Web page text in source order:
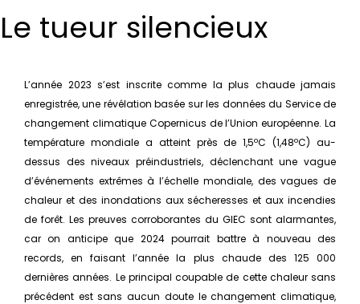
Le tueur silencieux
L’année 2023 s’est inscrite comme la plus chaude jamais
enregistrée, une révélation basée sur les données du Service de
changement climatique Copernicus de l’Union européenne. La
température mondiale a atteint près de 1,5ºC (1,48ºC) au-
dessus des niveaux préindustriels, déclenchant une vague
d’événements extrêmes à l’échelle mondiale, des vagues de
chaleur et des inondations aux sécheresses et aux incendies
de forêt. Les preuves corroborantes du GIEC sont alarmantes,
car on anticipe que 2024 pourrait battre à nouveau des
records, en faisant l’année la plus chaude des 125 000
dernières années. Le principal coupable de cette chaleur sans
précédent est sans aucun doute le changement climatique,